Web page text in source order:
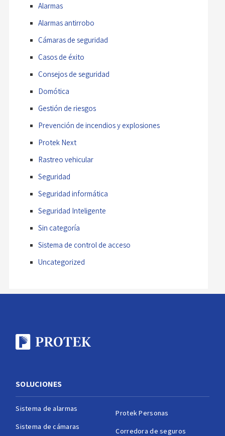
Alarmas
Alarmas antirrobo
Cámaras de seguridad
Casos de éxito
Consejos de seguridad
Domótica
Gestión de riesgos
Prevención de incendios y explosiones
Protek Next
Rastreo vehicular
Seguridad
Seguridad informática
Seguridad Inteligente
Sin categoría
Sistema de control de acceso
Uncategorized
SOLUCIONES
Sistema de alarmas
Sistema de cámaras
Protek Personas
Corredora de seguros